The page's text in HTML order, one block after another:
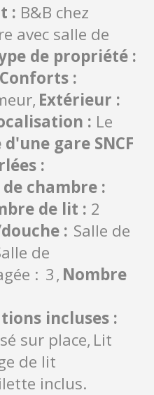
: B&B chez
avec salle de
de propriété :
Conforts :
Extérieur :
: Le
gare SNCF
:
chambre :
de lit : 2
: Salle de
de
: 3 Nombre
incluses :
sur place Lit
de lit
inclus